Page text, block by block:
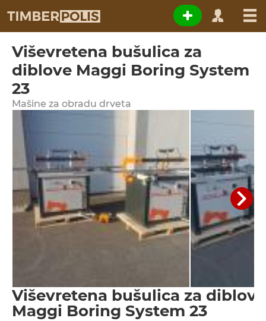
Viševretena bušulica za
diblove Maggi Boring System
23
Мašine za obradu drveta
Viševretena bušulica za
Maggi Boring System 23